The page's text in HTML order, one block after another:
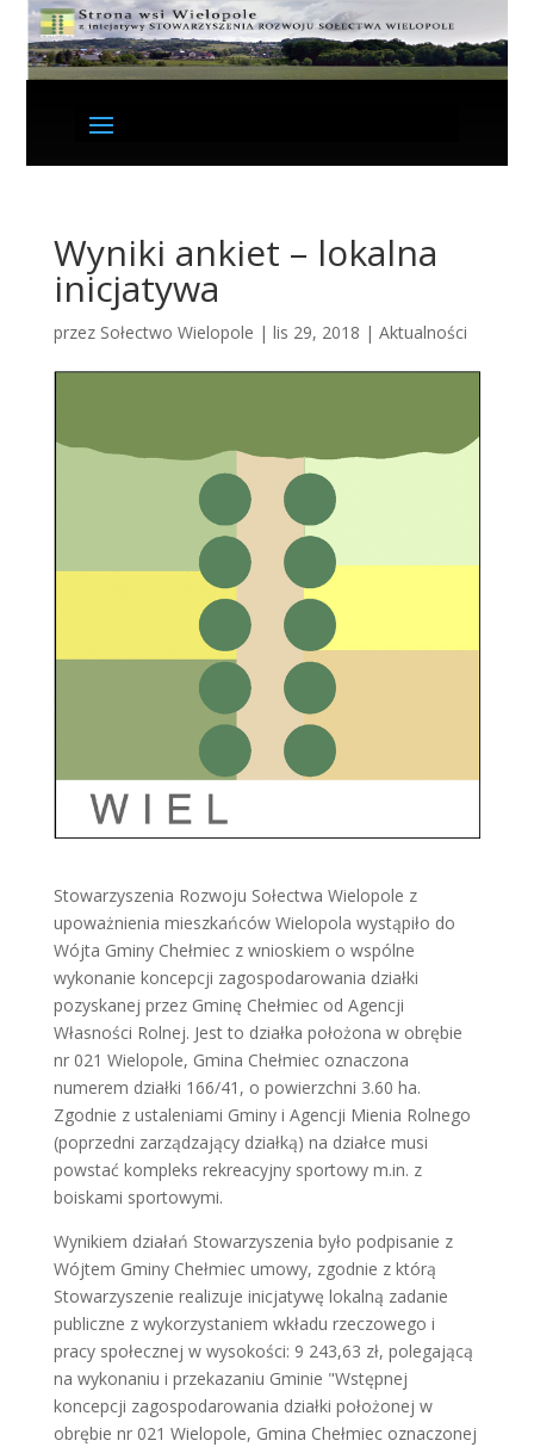
Wyniki ankiet – lokalna
inicjatywa
przez Sołectwo Wielopole | lis 29, 2018 | Aktualności
Stowarzyszenia Rozwoju Sołectwa Wielopole z
upoważnienia mieszkańców Wielopola wystąpiło do
Wójta Gminy Chełmiec z wnioskiem o wspólne
wykonanie koncepcji zagospodarowania działki
pozyskanej przez Gminę Chełmiec od Agencji
Własności Rolnej. Jest to działka położona w obrębie
nr 021 Wielopole, Gmina Chełmiec oznaczona
numerem działki 166/41, o powierzchni 3.60 ha.
Zgodnie z ustaleniami Gminy i Agencji Mienia Rolnego
(poprzedni zarządzający działką) na działce musi
powstać kompleks rekreacyjny sportowy m.in. z
boiskami sportowymi.
Wynikiem działań Stowarzyszenia było podpisanie z
Wójtem Gminy Chełmiec umowy, zgodnie z którą
Stowarzyszenie realizuje inicjatywę lokalną zadanie
publiczne z wykorzystaniem wkładu rzeczowego i
pracy społecznej w wysokości: 9 243,63 zł, polegającą
na wykonaniu i przekazaniu Gminie "Wstępnej
koncepcji zagospodarowania działki położonej w
obrębie nr 021 Wielopole, Gmina Chełmiec oznaczonej